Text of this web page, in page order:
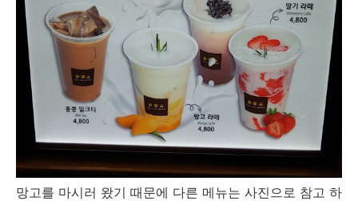
망고를 마시러 왔기 때문에 다른 메뉴는 사진으로 참고 하